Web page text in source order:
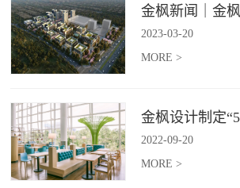
2023-03-20
MORE >
2022-09-20
MORE >